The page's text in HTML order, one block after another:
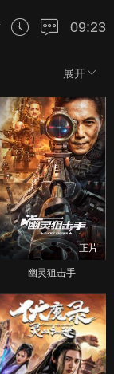
09:23
展开
正片
幽灵狙击手